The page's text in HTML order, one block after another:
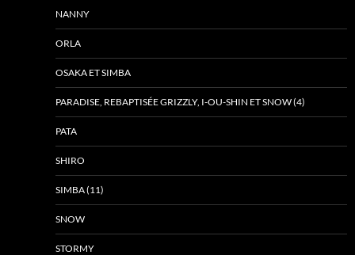
NANNY
ORLA
OSAKA ET SIMBA
PARADISE, REBAPTISÉE GRIZZLY, I-OU-SHIN ET SNOW (4)
PATA
SHIRO
SIMBA (11)
SNOW
STORMY